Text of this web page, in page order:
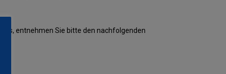
entnehmen Sie bitte den nachfolgenden